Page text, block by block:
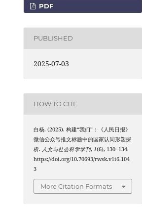
PDF
PUBLISHED
2025-07-03
HOW TO CITE
白杨. (2025). 构建“我们”：《人民日报》
微信公众号推文标题中的国家认同形塑探
析. 人文与社会科学学刊,1(6), 130–134.
https://doi.org/10.70693/rwsk.v1i6.104
3
More Citation Formats